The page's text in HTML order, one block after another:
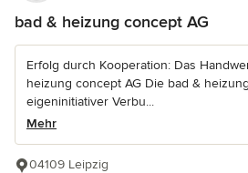
bad & heizung concept AG
Erfolg durch Kooperation: Das
heizung concept AG Die bad &
eigeninitiativer Verbu...
Mehr
04109 Leipzig